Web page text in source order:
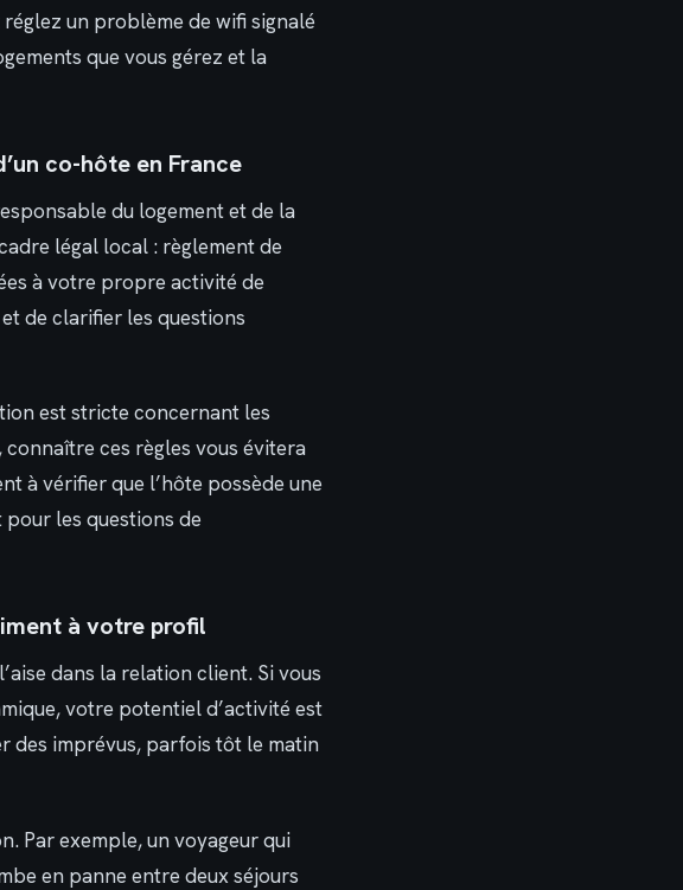
un problème de wifi signalé
que vous gérez et la
co-hôte en France
du logement et de la
légal local : règlement de
à votre propre activité de
de clarifier les questions
est stricte concernant les
ces règles vous évitera
à vérifier que l’hôte possède une
les questions de
à votre profil
dans la relation client. Si vous
votre potentiel d’activité est
des imprévus, parfois tôt le matin
Par exemple, un voyageur qui
en panne entre deux séjours